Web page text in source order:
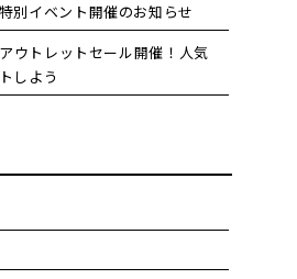
別イベント開催のお知らせ
ウトレットセール開催！人気
しよう